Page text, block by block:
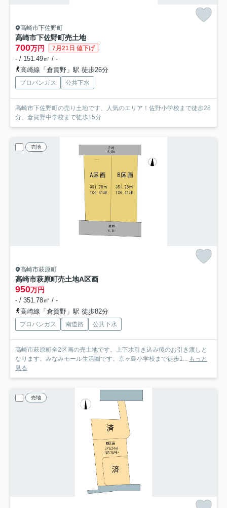
高崎市下佐野町
高崎市下佐野町売土地
700万円 7月21日 値下げ
- / 151.49㎡ / -
高崎線「倉賀野」駅 徒歩26分
プロパンガス 公共下水
高崎市下佐野町の売り土地です、人気のエリア！佐野小学校まで徒歩28
分、倉賀野中学校まで徒歩15分
売地
高崎市萩原町
高崎市萩原町売土地A区画
950万円
- / 351.78㎡ / -
高崎線「倉賀野」駅 徒歩82分
プロパンガス 南道路 公共下水
高崎市萩原町全2区画の売土地です。上下水引き込み後のお引き渡しと
なります。みなみモール生活圏です。京ヶ島小学校まで徒歩1... もっと
見る
売地